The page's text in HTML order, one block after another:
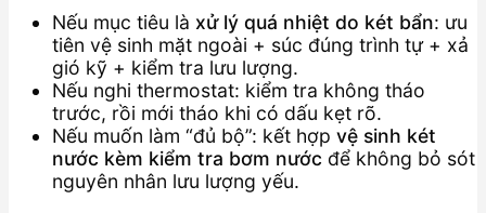
Nếu mục tiêu là xử lý quá nhiệt do két bẩn: ưu
tiên vệ sinh mặt ngoài + súc đúng trình tự + xả
gió kỹ + kiểm tra lưu lượng.
Nếu nghi thermostat: kiểm tra không tháo
trước, rồi mới tháo khi có dấu kẹt rõ.
Nếu muốn làm “đủ bộ”: kết hợp vệ sinh két
nước kèm kiểm tra bơm nước để không bỏ sót
nguyên nhân lưu lượng yếu.